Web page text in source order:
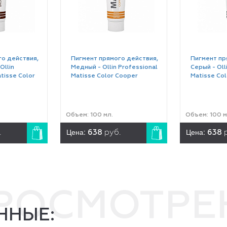
действия,
Color
Пигмент прямого действия,
Медный - Ollin Professional
Matisse Color Cooper
Объем: 100 мл.
Цена: 638 руб.
Пигмент
Серый -
Matisse
Объем: 100
Цена: 638